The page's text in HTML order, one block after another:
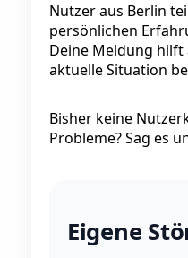
Nutzer aus Berlin
persönlichen
Deine Meldung
aktuelle Situation
Bisher keine
Probleme? Sag es
Eigene